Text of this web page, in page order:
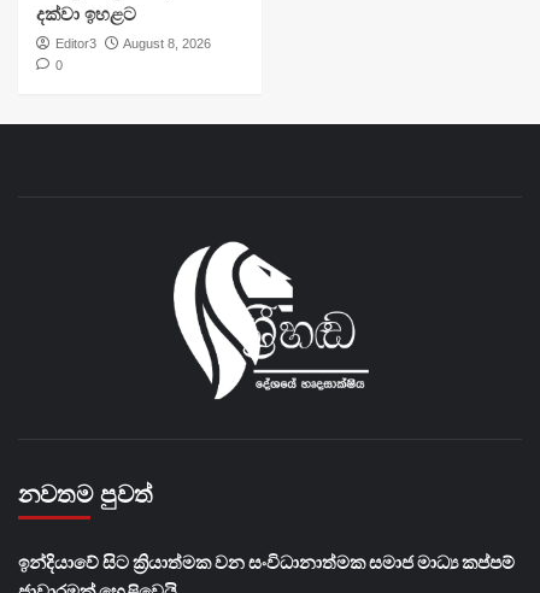
දක්වා ඉහළට
Editor3
August 8, 2026
0
නවතම පුවත්
​ඉන්දියාවේ සිට ක්‍රියාත්මක වන සංවිධානාත්මක සමාජ මාධ්‍ය කප්පම්